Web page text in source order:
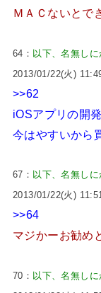
ＭＡＣないとで
64： 以下、名無し
2013/01/22(火)
>>62
iOSアプリの開
今はやすいから
67： 以下、名無し
2013/01/22(火)
>>64
マジかーお勧め
70： 以下、名無し